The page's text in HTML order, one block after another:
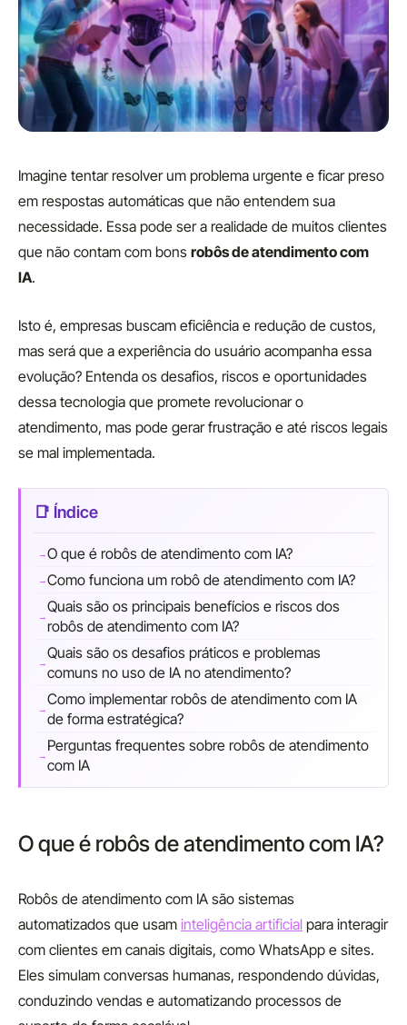
Imagine tentar resolver um problema urgente e ficar preso
em respostas automáticas que não entendem sua
necessidade. Essa pode ser a realidade de muitos clientes
que não contam com bons robôs de atendimento com
IA.
Isto é, empresas buscam eficiência e redução de custos,
mas será que a experiência do usuário acompanha essa
evolução? Entenda os desafios, riscos e oportunidades
dessa tecnologia que promete revolucionar o
atendimento, mas pode gerar frustração e até riscos legais
se mal implementada.
O que é robôs de atendimento com IA?
Como funciona um robô de atendimento com IA?
Quais são os principais benefícios e riscos dos
robôs de atendimento com IA?
Quais são os desafios práticos e problemas
comuns no uso de IA no atendimento?
Como implementar robôs de atendimento com IA
de forma estratégica?
Perguntas frequentes sobre robôs de atendimento
com IA
O que é robôs de atendimento com IA?
Robôs de atendimento com IA são sistemas
automatizados que usam inteligência artificial para interagir
com clientes em canais digitais, como WhatsApp e sites.
Eles simulam conversas humanas, respondendo dúvidas,
conduzindo vendas e automatizando processos de